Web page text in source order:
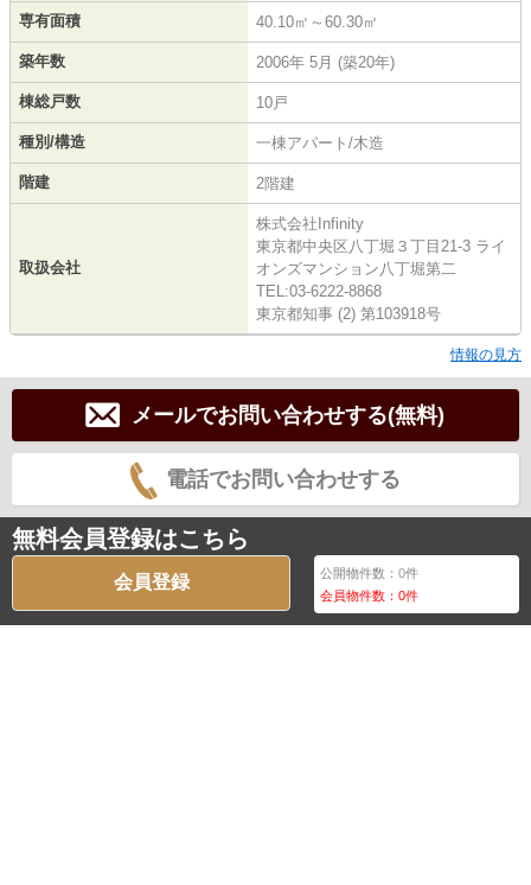
専有面積 40.10㎡～60.30㎡
築年数 2006年 5月 (築20年)
棟総戸数 10戸
種別/構造 一棟アパート/木造
階建 2階建
取扱会社
株式会社Infinity
東京都中央区八丁堀３丁目21-3 ライ
オンズマンション八丁堀第二
TEL:03-6222-8868
東京都知事 (2) 第103918号
情報の見方
メールでお問い合わせする(無料)
電話でお問い合わせする
無料会員登録はこちら
会員登録 公開物件数：0件
会員物件数：0件